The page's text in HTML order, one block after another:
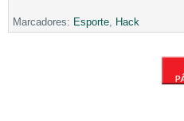
Marcadores: Esporte Hack